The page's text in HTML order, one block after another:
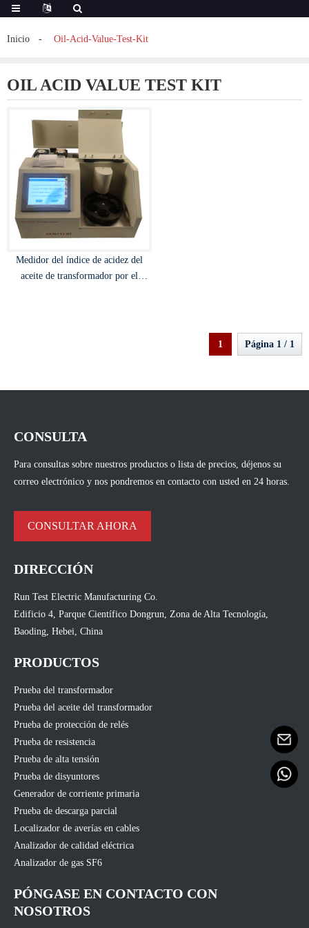
Inicio Oil-Acid-Value-Test-Kit
OIL ACID VALUE TEST KIT
Medidor del índice de acidez del
aceite de transformador por el
1 Página 1 / 1
CONSULTA
Para consultas sobre nuestros productos o lista de precios, déjenos su
correo electrónico y nos pondremos en contacto con usted en 24 horas.
CONSULTAR AHORA
DIRECCIÓN
Run Test Electric Manufacturing Co.
Edificio 4, Parque Científico Dongrun, Zona de Alta Tecnología,
Baoding, Hebei, China
PRODUCTOS
Prueba del transformador
Prueba del aceite del transformador
Prueba de protección de relés
Prueba de resistencia
Prueba de alta tensión
Prueba de disyuntores
Generador de corriente primaria
Prueba de descarga parcial
Localizador de averías en cables
Analizador de calidad eléctrica
Analizador de gas SF6
PÓNGASE EN CONTACTO CON
NOSOTROS